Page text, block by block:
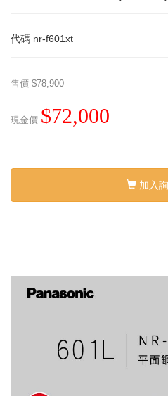
代碼 nr-f601xt
售價 $78,900
現金價 $72,000
加入